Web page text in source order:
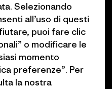
Selezionando
all’uso di questi
puoi fare clic
o modificare le
momento
preferenze”. Per
la nostra